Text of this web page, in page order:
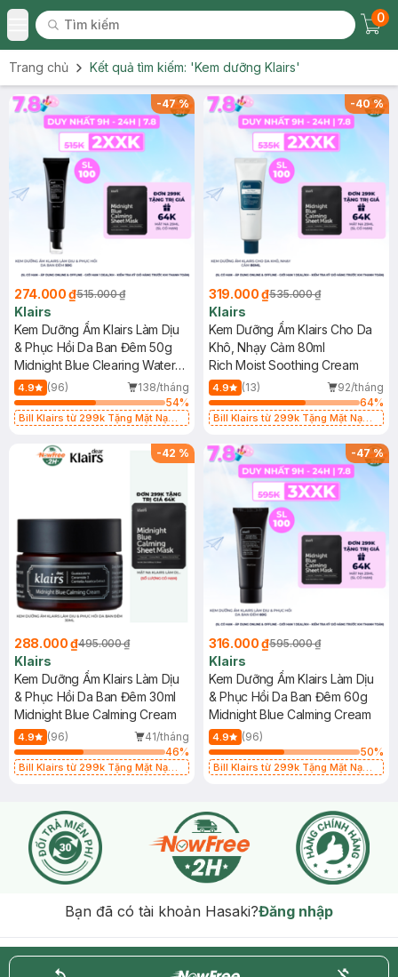
Toggle Menu
Tìm kiếm
Tìm kiếm
0
Trang chủ Kết quả tìm kiếm: 'Kem dưỡng Klairs'
-47%
274.000 ₫515.000 ₫
Klairs
Kem Dưỡng Ẩm Klairs Làm Dịu
& Phục Hồi Da Ban Đêm 50g
Midnight Blue Clearing Water
Cream
4.9 (96)
138/tháng
54%
Bill Klairs từ 299k Tặng Mặt Nạ
25ml (SL Có Hạn)
-40%
319.000 ₫535.000 ₫
Klairs
Kem Dưỡng Ẩm Klairs Cho Da
Khô, Nhạy Cảm 80ml
Rich Moist Soothing Cream
4.9 (13)
92/tháng
64%
Bill Klairs từ 299k Tặng Mặt Nạ
25ml (SL Có Hạn)
-42 %
288.000 ₫495.000 ₫
Klairs
Kem Dưỡng Ẩm Klairs Làm Dịu
& Phục Hồi Da Ban Đêm 30ml
Midnight Blue Calming Cream
4.9 (96)
41/tháng
46%
Bill Klairs từ 299k Tặng Mặt Nạ
-47%
316.000 ₫595.000 ₫
Klairs
Kem Dưỡng Ẩm Klairs Làm Dịu
& Phục Hồi Da Ban Đêm 60g
Midnight Blue Calming Cream
4.9
(96)
50%
Bill Klairs từ 299k Tặng Mặt Nạ
Bạn đã có tài khoản Hasaki?Đăng nhập